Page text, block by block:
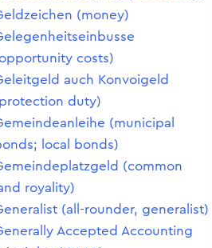
(money)
costs)
auch Konvoigeld
duty)
(municipal
local bonds)
(common
royality)
(all-rounder, generalist)
Accepted Accounting